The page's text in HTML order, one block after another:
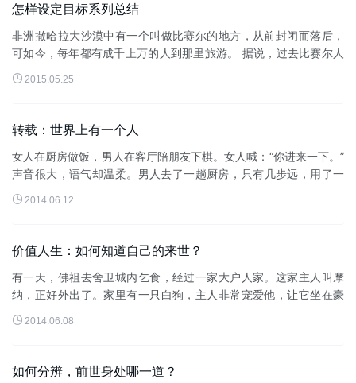
怎样设定目标系列总结
非洲撒哈拉大沙漠中有一个叫做比赛尔的地方，从前封闭而落后，
可如今，每年都有成千上万的人到那里旅游。 据说，过去比赛尔人
从来没有离开过这块贫瘠的土地，不是他们不愿意离开，而是尝试
过很多次都没有走出...
 2015.05.25
转载：世界上有一个人
女人在厨房做饭，男人在客厅陪朋友下棋。女人喊：“你进来一下。”
声音很大，语气却温柔。男人去了一趟厨房，­只有几步远，用了一
溜小跑。­出来时，­他拿着切开...
 2014.06.12
价值人生：如何知道自己的来世？
有一天，佛祖去舍卫城内乞食，经过一家大户人家。这家主人叫摩
纳，正好外出了。家里有一只白狗，主人非常宠爱他，让它坐在豪
华大床上上，用金盘子吃东西。这只白狗看到佛祖之后，就朝佛祖
吠叫。佛祖就对白狗说：&q...
 2014.06.08
如何分辨，前世身处哪一道？